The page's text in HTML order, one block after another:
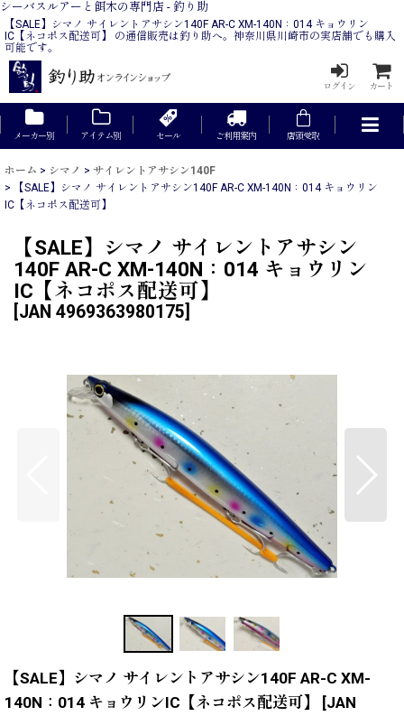
シーバスルアーと餌木の専門店 - 釣り助
【SALE】シマノ サイレントアサシン140F AR-C XM-140N：014 キョウリン
IC【ネコポス配送可】 の通信販売は釣り助へ。神奈川県川崎市の実店舗でも購入
可能です。
ログイン カート
メーカー別 アイテム別 セール ご利用案内 店頭受取
ホーム > シマノ > サイレントアサシン140F
>
【SALE】シマノ サイレントアサシン140F AR-C XM-140N：014 キョウリン
IC【ネコポス配送可】
【SALE】シマノ サイレントアサシン
140F AR-C XM-140N：014 キョウリン
IC【ネコポス配送可】
JAN 4969363980175
【SALE】シマノ サイレントアサシン140F AR-C XM-
140N：014 キョウリンIC【ネコポス配送可】
[JAN